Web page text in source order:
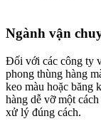
Ngành vận
Đối với các công ty
phong thùng hàng
keo màu hoặc băng
hàng dễ vỡ một
xử lý đúng cách.